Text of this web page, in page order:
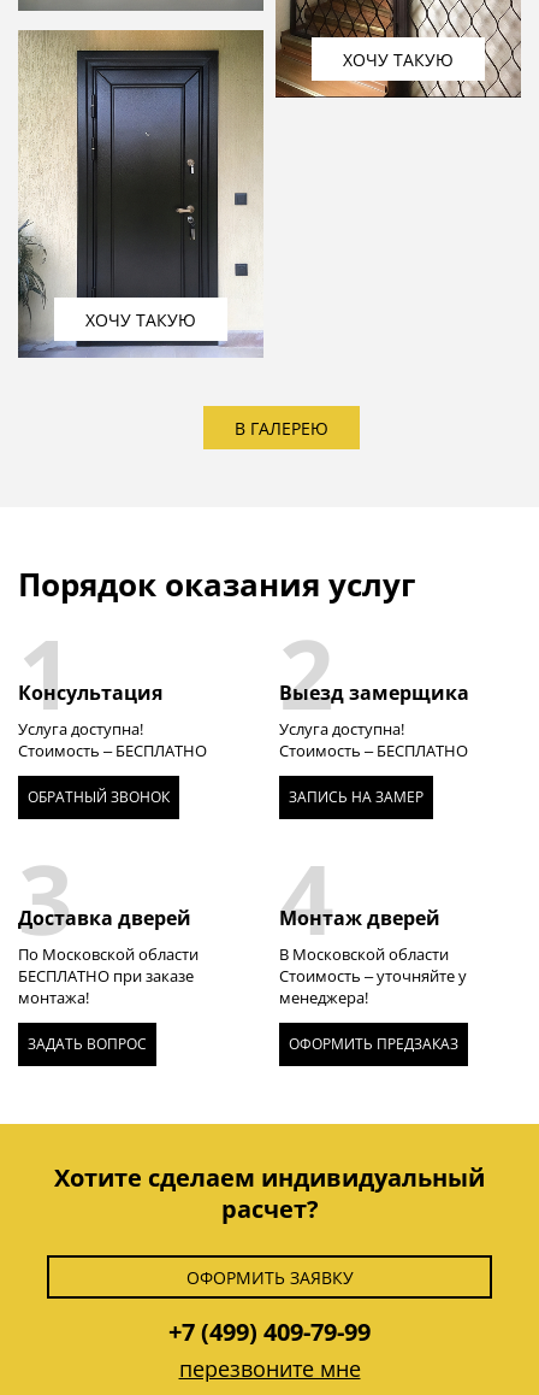
ХОЧУ ТАКУЮ
ХОЧУ ТАКУЮ
В ГАЛЕРЕЮ
Порядок оказания услуг
1
Консультация
Услуга доступна!
Стоимость – БЕСПЛАТНО
ОБРАТНЫЙ ЗВОНОК
2
Выезд замерщика
Услуга доступна!
Стоимость – БЕСПЛАТНО
ЗАПИСЬ НА ЗАМЕР
3
Доставка дверей
По Московской области
БЕСПЛАТНО при заказе
монтажа!
ЗАДАТЬ ВОПРОС
4
Монтаж дверей
В Московской области
Стоимость – уточняйте у
менеджера!
ОФОРМИТЬ ПРЕДЗАКАЗ
Хотите сделаем индивидуальный
расчет?
ОФОРМИТЬ ЗАЯВКУ
+7 (499) 409-79-99
перезвоните мне